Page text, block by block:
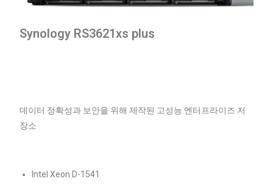
Synology RS3621xs plus
데이터 정확성과 보안을 위해 제작된 고성능 엔터프라이즈 저
장소
Intel Xeon D-1541